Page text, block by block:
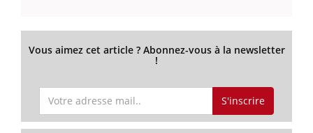
Vous aimez cet article ? Abonnez-vous à la newsletter
!
S'inscrire